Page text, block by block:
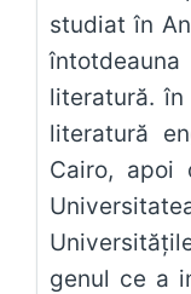
studiat în
literatură.
literatură
Cairo, apoi
genul ce a